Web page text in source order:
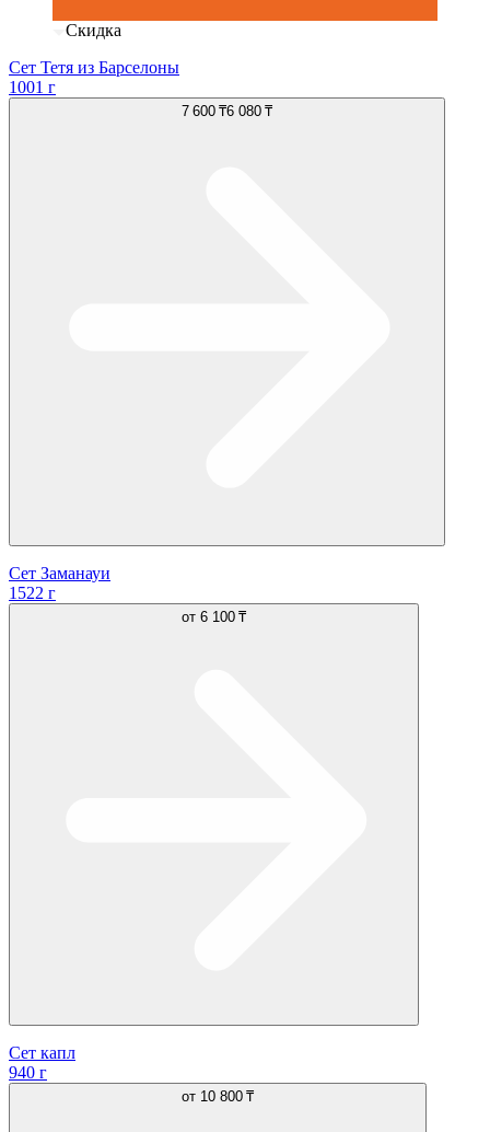
Скидка
Сет Тетя из Барселоны
1001 г
7 600 ₸6 080 ₸
Сет Заманауи
1522 г
от 6 100 ₸
Сет капл
940 г
от 10 800 ₸